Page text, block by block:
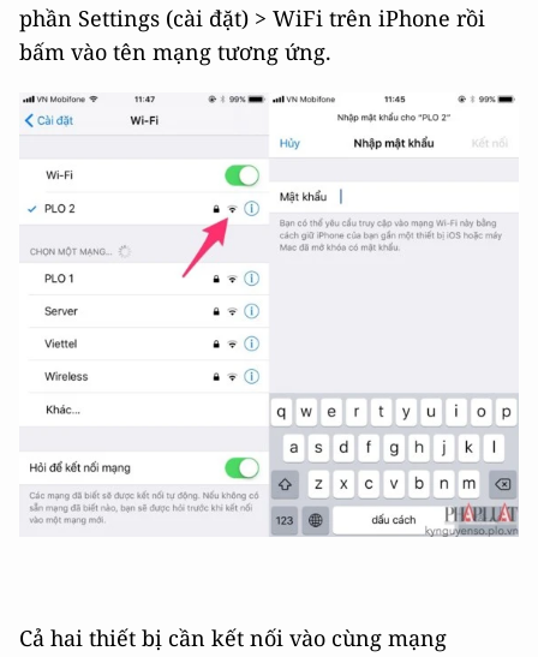
phần Settings (cài đặt) > WiFi trên iPhone rồi
bấm vào tên mạng tương ứng.
Cả hai thiết bị cần kết nối vào cùng mạng